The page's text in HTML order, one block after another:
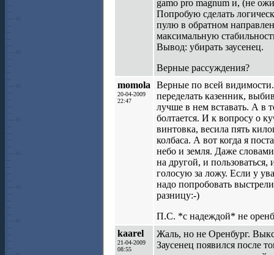
gamo pro magnum и, (не
Попробую сделать
пулю в обратном
максимальную
Вывод: убирать заусенец.
Верные рассуждения?
momola
20-04-2009
22:47
Верные по всей видимости.
переделать казенник,
лучше в нем вставать. А в
болтается. И к вопросу о
винтовка, весила пять
колбаса. А вот когда я
небо и земля. Даже
на другой, и
голосую за ложу. Если у
надо попробовать
разницу:-)
П.С. *с надеждой* не
kaarel
21-04-2009
08:55
Жаль, но не Оренбург.
Заусенец появился после